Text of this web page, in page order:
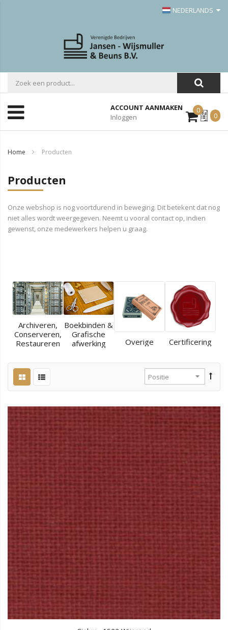
NEDERLANDS
ACCOUNT AANMAKEN
Inloggen
0Mijn
Offerte
0
Home Producten
Producten
Onze webshop is nog voortdurend in beweging. Dit betekent dat nog
niet alles wordt weergegeven. Neemt u vooral contact op, indien
gewenst, onze medewerkers helpen u graag.
Archiveren,
Conserveren,
Restaureren
Boekbinden &
Grafische
afwerking
Overige Certificering